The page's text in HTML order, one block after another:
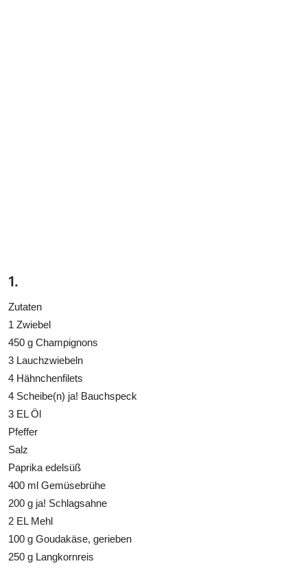
1.
Zutaten
1 Zwiebel
450 g Champignons
3 Lauchzwiebeln
4 Hähnchenfilets
4 Scheibe(n) ja! Bauchspeck
3 EL Öl
Pfeffer
Salz
Paprika edelsüß
400 ml Gemüsebrühe
200 g ja! Schlagsahne
2 EL Mehl
100 g Goudakäse, gerieben
250 g Langkornreis